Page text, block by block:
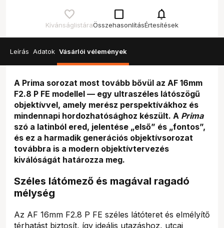
Kívánságlistára
check_box_outline_blank
Összehasonlítás
notifications
Értesítések
Leírás Adatok Vásárlói vélemények
A Prima sorozat most tovább bővül az AF 16mm
F2.8 P FE modellel — egy ultraszéles látószögű
objektívvel, amely merész perspektívákhoz és
mindennapi hordozhatósághoz készült. A Prima
szó a latinból ered, jelentése „első” és „fontos”,
és ez a harmadik generációs objektívsorozat
továbbra is a modern objektívtervezés
kiválóságát határozza meg.
Széles látómező és magával ragadó
mélység
Az AF 16mm F2.8 P FE széles látóteret és elmélyítő
térhatást biztosít, így ideális utazáshoz, utcai